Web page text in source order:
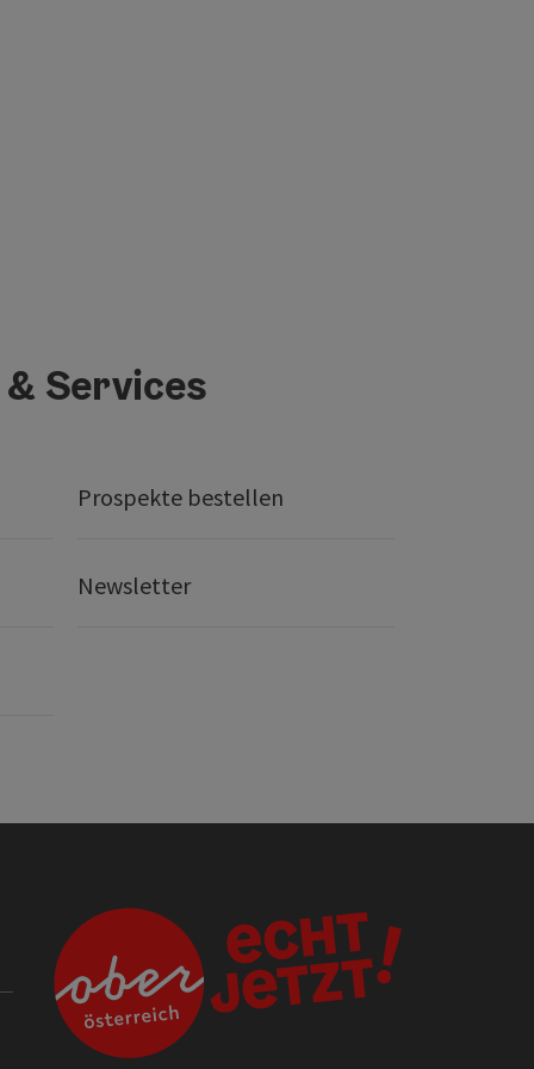
Services
Prospekte bestellen
Newsletter